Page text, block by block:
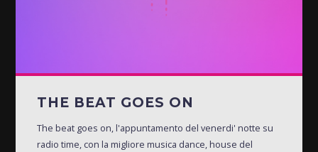
THE BEAT GOES ON
The beat goes on, l'appuntamento del venerdi' notte su
radio time, con la migliore musica dance, house del